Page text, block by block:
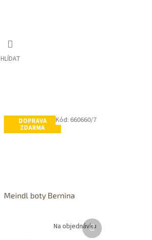
HLÍDAT
DOPRAVA
ZDARMA
Meindl boty Bernina
Na objednávku
Kód: 660660/7
Další
produkt